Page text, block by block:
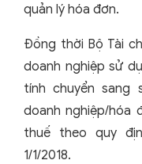
quản lý hóa đơn.
Đồng thời Bộ Tài
doanh nghiệp sử
tính chuyển
doanh nghiệp/hóa
thuế theo quy
1/1/2018.